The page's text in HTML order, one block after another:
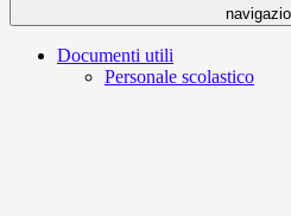
Documenti utili
Personale scolastico